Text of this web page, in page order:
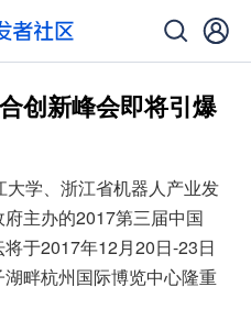
创新峰会即将引爆
大学、浙江省机器人产业发
主办的2017第三届中国
将于2017年12月20日-23日
湖畔杭州国际博览中心隆重